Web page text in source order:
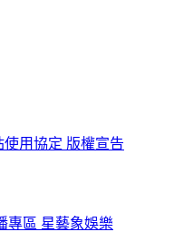
使用協定 版權宣告
專區 星藝象娛樂